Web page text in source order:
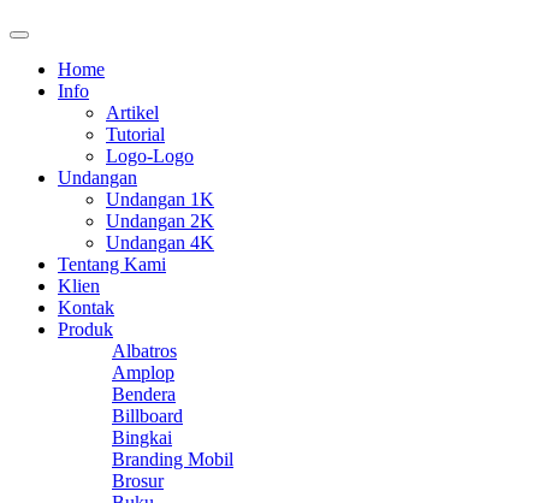
Home
Info
Artikel
Tutorial
Logo-Logo
Undangan
Undangan 1K
Undangan 2K
Undangan 4K
Tentang Kami
Klien
Kontak
Produk
Albatros
Amplop
Bendera
Billboard
Bingkai
Branding Mobil
Brosur